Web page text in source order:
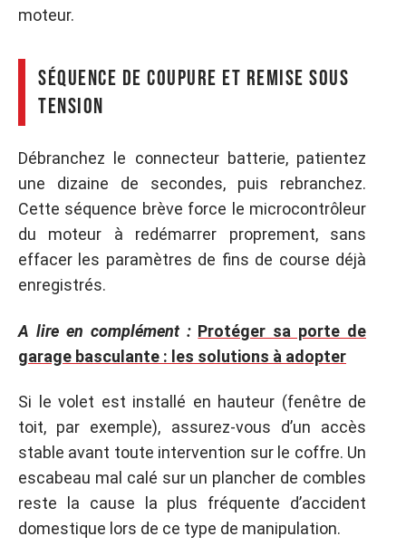
moteur.
Séquence de coupure et remise sous
tension
Débranchez le connecteur batterie, patientez
une dizaine de secondes, puis rebranchez.
Cette séquence brève force le microcontrôleur
du moteur à redémarrer proprement, sans
effacer les paramètres de fins de course déjà
enregistrés.
A lire en complément : Protéger sa porte de
garage basculante : les solutions à adopter
Si le volet est installé en hauteur (fenêtre de
toit, par exemple), assurez-vous d’un accès
stable avant toute intervention sur le coffre. Un
escabeau mal calé sur un plancher de combles
reste la cause la plus fréquente d’accident
domestique lors de ce type de manipulation.